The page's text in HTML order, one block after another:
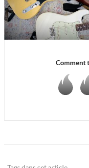
Comment